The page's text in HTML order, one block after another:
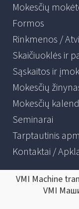
Mokesčių
Formos
Rinkmenos /
Skaičiuoklės ir
Sąskaitos ir
Mokesčių
Mokesčių
Seminarai
Tarptautinis
Kontaktai /
VMI Machine
VMI